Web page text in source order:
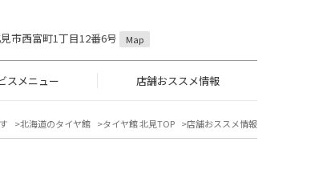
市西富町1丁目12番6号 Map
スメニュー 店舗おススメ情報
北海道のタイヤ館 タイヤ館 北見TOP 店舗おススメ情報